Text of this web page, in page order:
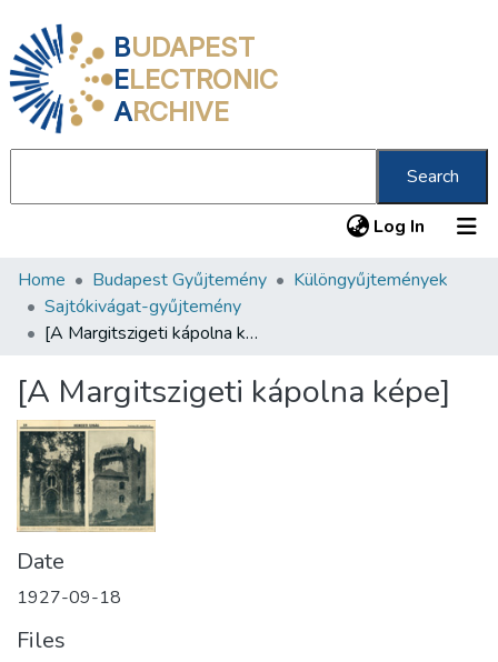
BUDAPEST
ELECTRONIC
ARCHIVE
Search
Log In (current)
Communities & Collections
All of DSpace
About us
Home Budapest Gyűjtemény
Különgyűjtemények
Sajtókivágat-gyűjtemény
[A Margitszigeti kápolna képe]
[A Margitszigeti kápolna képe]
Date
1927-09-18
Files